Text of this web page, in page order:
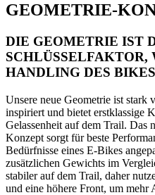
GEOMETRIE-
DIE GEOMETRIE IST
SCHLÜSSELFAKTOR,
HANDLING DES
Unsere neue Geometrie ist
inspiriert und bietet erstklassige
Gelassenheit auf dem Trail. Das
Konzept sorgt für beste
Bedürfnisse eines E-Bikes
zusätzlichen Gewichts im
stabiler auf dem Trail, daher
und eine höhere Front, um mehr